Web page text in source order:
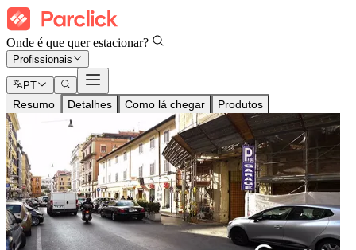
Onde é que quer estacionar?
Profissionais
PT
Resumo Detalhes Como lá chegar Produtos